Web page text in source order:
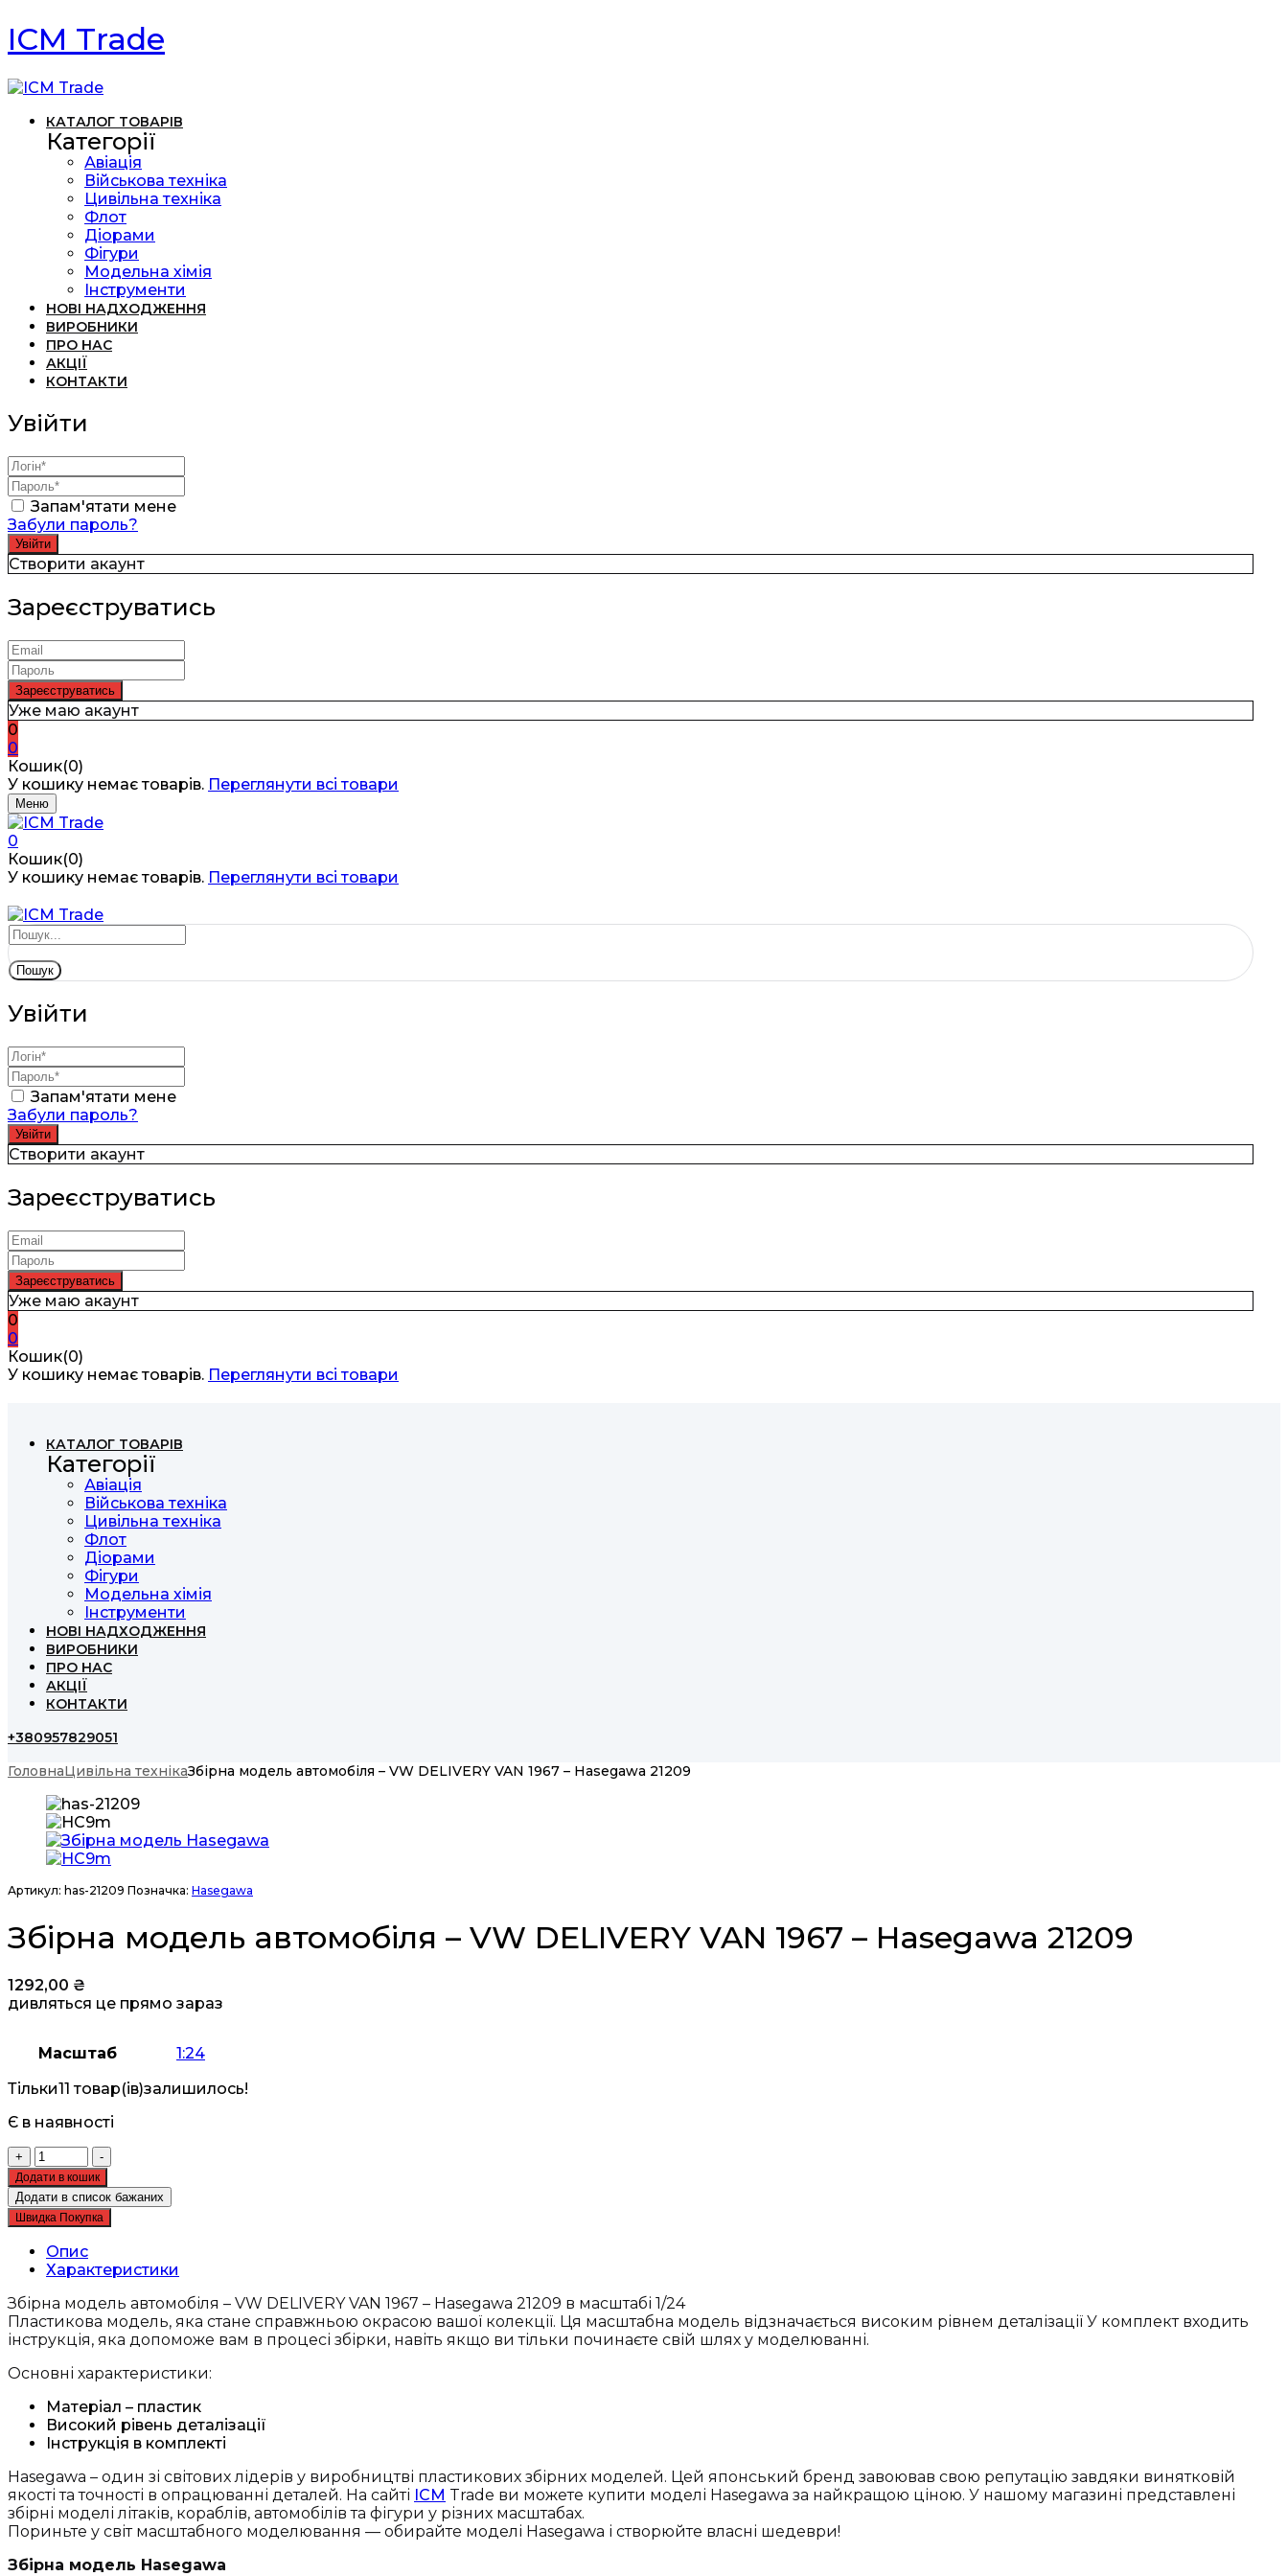
ICM Trade
КАТАЛОГ ТОВАРІВ
Категорії
Авіація
Військова техніка
Цивільна техніка
Флот
Діорами
Фігури
Модельна хімія
Інструменти
НОВІ НАДХОДЖЕННЯ
ВИРОБНИКИ
ПРО НАС
АКЦІЇ
КОНТАКТИ
Увійти
Запам'ятати мене
Забули пароль?
Створити акаунт
Зареєструватись
Уже маю акаунт
0
0
Кошик(0)
У кошику немає товарів. Переглянути всі товари
Меню
0
Кошик(0)
У кошику немає товарів. Переглянути всі товари
Пошук
Увійти
Запам'ятати мене
Забули пароль?
Створити акаунт
Зареєструватись
Уже маю акаунт
0
0
Кошик(0)
У кошику немає товарів. Переглянути всі товари
КАТАЛОГ ТОВАРІВ
Категорії
Авіація
Військова техніка
Цивільна техніка
Флот
Діорами
Фігури
Модельна хімія
Інструменти
НОВІ НАДХОДЖЕННЯ
ВИРОБНИКИ
ПРО НАС
АКЦІЇ
КОНТАКТИ
+380957829051
ГоловнаЦивільна технікаЗбірна модель автомобіля – VW DELIVERY VAN 1967 – Hasegawa 21209
Артикул: has-21209 Позначка: Hasegawa
Збірна модель автомобіля – VW DELIVERY VAN 1967 – Hasegawa 21209
1292,00 ₴
дивляться це прямо зараз
Масштаб
1:24
Тільки11 товар(ів)залишилось!
Є в наявності
+
Збірна
модель
автомобіля
-
VW
DELIVERY
VAN
1967
-
Hasegawa
21209
-
Додати в кошик
Додати в список бажаних
Швидка Покупка
Опис
Характеристики
Збірна модель автомобіля – VW DELIVERY VAN 1967 – Hasegawa 21209 в масштабі 1/24
Пластикова модель, яка стане справжньою окрасою вашої колекції. Ця масштабна модель відзначається високим рівнем деталізації У комплект входить
інструкція, яка допоможе вам в процесі збірки, навіть якщо ви тільки починаєте свій шлях у моделюванні.
Основні характеристики:
Матеріал – пластик
Високий рівень деталізації
Інструкція в комплекті
Hasegawa – один зі світових лідерів у виробництві пластикових збірних моделей. Цей японський бренд завоював свою репутацію завдяки винятковій
якості та точності в опрацюванні деталей. На сайті ICM Trade ви можете купити моделі Hasegawa за найкращою ціною. У нашому магазині представлені
збірні моделі літаків, кораблів, автомобілів та фігури у різних масштабах.
Пориньте у світ масштабного моделювання — обирайте моделі Hasegawa і створюйте власні шедеври!
Збірна модель Hasegawa